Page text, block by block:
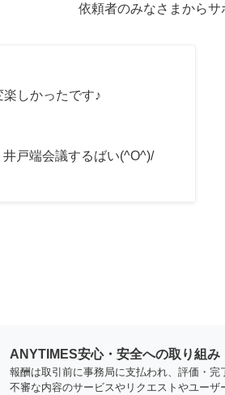
依頼者のみなさまから
楽しかったです♪
井戸端会議するばい(^O^)/
ANYTIMES安心・安全への取り組み
報酬は取引前に事務局に支払われ、評価・
不審な内容のサービスやリクエストやユーザ